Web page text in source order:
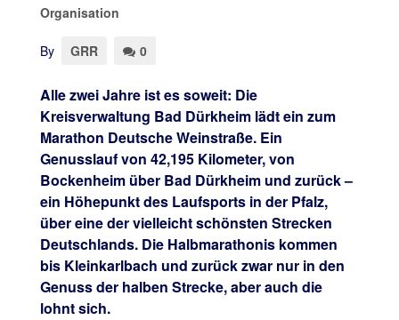
Organisation
By GRR 0
Alle zwei Jahre ist es soweit: Die
Kreisverwaltung Bad Dürkheim lädt ein zum
Marathon Deutsche Weinstraße. Ein
Genusslauf von 42,195 Kilometer, von
Bockenheim über Bad Dürkheim und zurück –
ein Höhepunkt des Laufsports in der Pfalz,
über eine der vielleicht schönsten Strecken
Deutschlands. Die Halbmarathonis kommen
bis Kleinkarlbach und zurück zwar nur in den
Genuss der halben Strecke, aber auch die
lohnt sich.